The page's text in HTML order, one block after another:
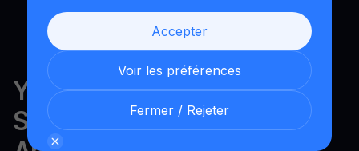
Accepter
Voir les préférences
Fermer / Rejeter
YouHodler est réglementé en
Suisse, dans l'UE et en